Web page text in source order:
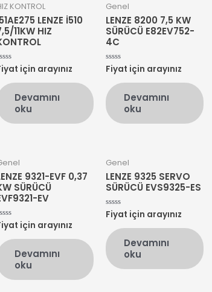
KONTROL
LENZE İ510
11KW HIZ
oy
için arayınız
Devamını
oku
Genel
LENZE 8200 7,5 KW
SÜRÜCÜ E82EV752-
4C
5
üzerinden
oy
aldı
Fiyat için arayınız
Devamını
oku
9321-EVF 0,37
SÜRÜCÜ
EV
üzerinden
oy
için arayınız
Devamını
oku
Genel
LENZE 9325 SERVO
SÜRÜCÜ EVS9325-ES
5
üzerinden
oy
aldı
Fiyat için arayınız
Devamını
oku